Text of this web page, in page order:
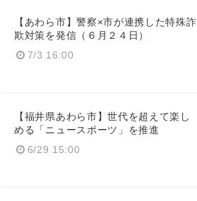
【あわら市】警察×市が連携した特殊詐
欺対策を発信（６月２４日）
7/3 16:00
【福井県あわら市】世代を超えて楽し
める「ニュースポーツ」を推進
6/29 15:00